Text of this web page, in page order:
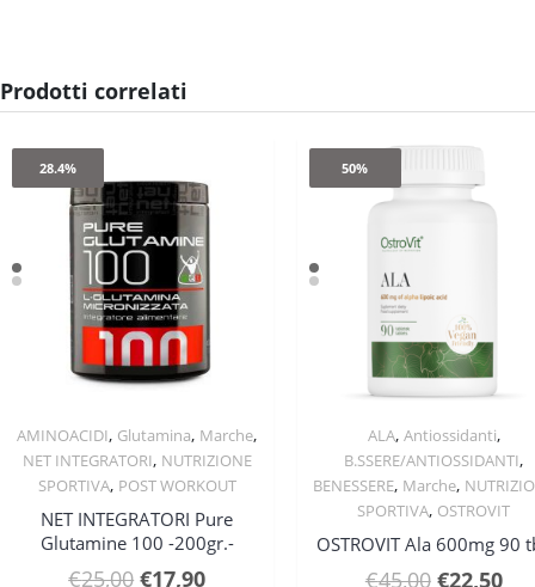
Prodotti correlati
28.4%
Quick View
AMINOACIDI, Glutamina, Marche,
NET INTEGRATORI, NUTRIZIONE
SPORTIVA, POST WORKOUT
NET INTEGRATORI Pure
Glutamine 100 -200gr.-
€25,00 Il
€17,90Il
50%
Quick View
ALA, Antiossidanti,
B.SSERE/ANTIOSSIDANTI,
BENESSERE, Marche,
SPORTIVA, OSTROVIT
OSTROVIT Ala 600mg 90
€45,00 Il
€22,50Il